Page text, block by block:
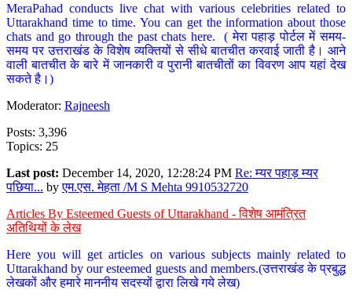
MeraPahad conducts live chat with various celebrities related to
Uttarakhand time to time. You can get the information about those
chats and go through the past chats here. ( मेरा पहाड़ पोर्टल में समय-
समय पर उत्तराखंड के विशेष व्यक्तियों से सीधे बातचीत करवाई जाती है। आने
वाली बातचीत के बारे में जानकारी व पुरानी बातचीतों का विवरण आप यहां देख
सकते है।)
Moderator: Rajneesh
Posts: 3,396
Topics: 25
Last post: December 14, 2020, 12:28:24 PM Re: म्यर पहाड़ म्यर
पछिया... byएम.एस. मेहता /M S Mehta 9910532720
Articles By Esteemed Guests of Uttarakhand - विशेष आमंत्रित
अतिथियों के लेख
Here you will get articles on various subjects mainly related to
Uttarakhand by our esteemed guests and members.(उत्तराखंड के प्रबुद्ध
लेखकों और हमारे माननीय सदस्यों द्वारा लिखे गये लेख)